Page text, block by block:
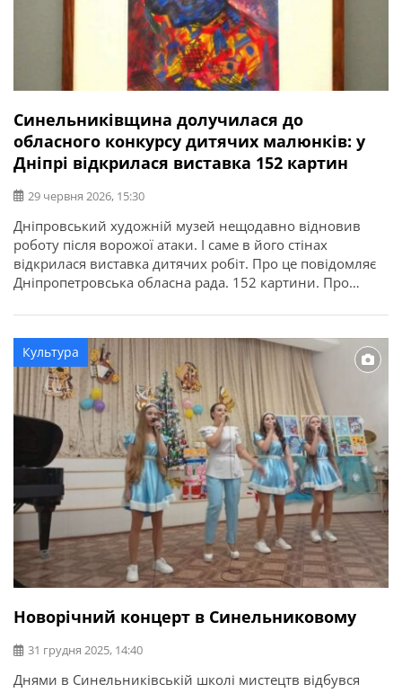
Синельниківщина долучилася до
обласного конкурсу дитячих малюнків: у
Дніпрі відкрилася виставка 152 картин
29 червня 2026, 15:30
Дніпровський художній музей нещодавно відновив
роботу після ворожої атаки. І саме в його стінах
відкрилася виставка дитячих робіт. Про це повідомляє
Дніпропетровська обласна рада. 152 картини. Про
майбутнє. Це роботи переможців обласного конкурсу
«Собори наших душ». Уже 29-й рік поспіль його
проводить комунальний заклад позашкільної […]
Культура
Новорічний концерт в Синельниковому
31 грудня 2025, 14:40
Днями в Синельниківській школі мистецтв відбувся